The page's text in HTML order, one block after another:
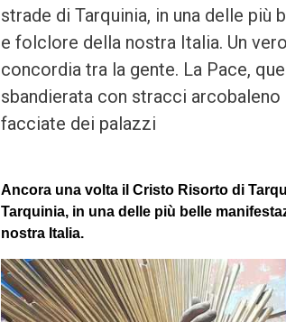
strade di Tarquinia, in una delle più
e folclore della nostra Italia. Un
concordia tra la gente. La Pace,
sbandierata con stracci
facciate dei palazzi
Ancora una volta il Cristo Risorto di
Tarquinia, in una delle più belle
nostra Italia.